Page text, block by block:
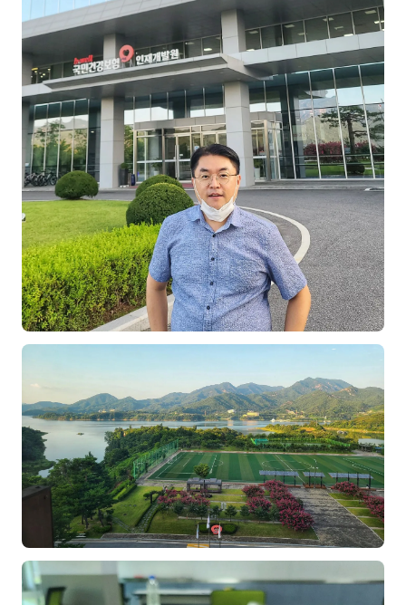
김경태
김소연
김의중
김종무
김지혜
김휘
노준영
Maria
민광동
박혜랑
안정미
오미영
윤석현
은종성
이미루
이상미